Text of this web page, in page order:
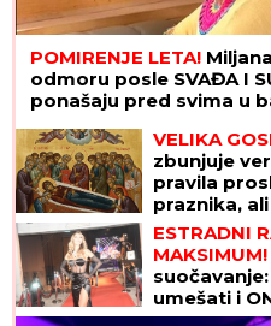
Hrvat
crveno-beli
"STVARNO
pevača
pa otkrila
muškaraca